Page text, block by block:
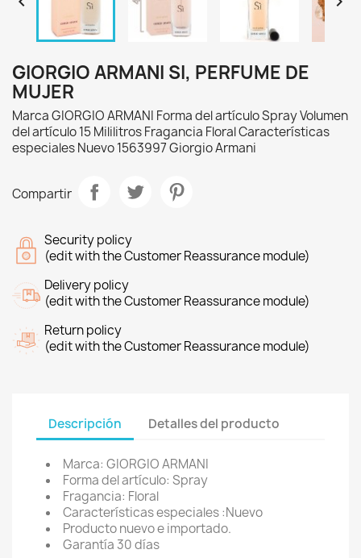
GIORGIO ARMANI SI, PERFUME DE
MUJER
Marca GIORGIO ARMANI Forma del artículo Spray Volumen
del artículo 15 Mililitros Fragancia Floral Características
especiales Nuevo 1563997 Giorgio Armani
Compartir
Security policy
(edit with the Customer Reassurance module)
Delivery policy
(edit with the Customer Reassurance module)
Return policy
(edit with the Customer Reassurance module)
Descripción Detalles del producto
Marca: GIORGIO ARMANI
Forma del artículo: Spray
Fragancia: Floral
Características especiales :Nuevo
Producto nuevo e importado.
Garantía 30 días